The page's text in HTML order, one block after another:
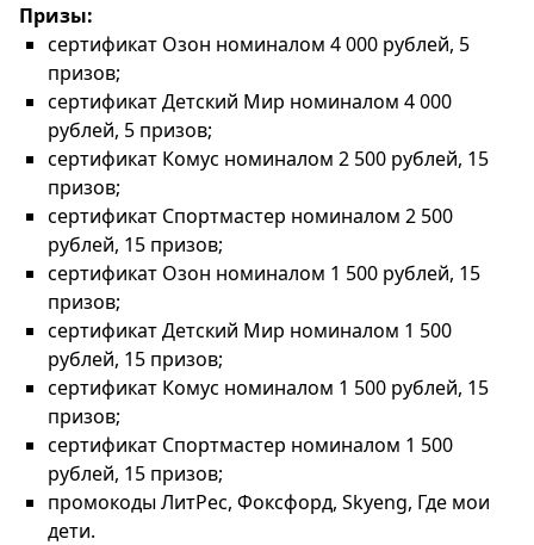
Призы:
сертификат Озон номиналом 4 000 рублей, 5
призов;
сертификат Детский Мир номиналом 4 000
рублей, 5 призов;
сертификат Комус номиналом 2 500 рублей, 15
призов;
сертификат Спортмастер номиналом 2 500
рублей, 15 призов;
сертификат Озон номиналом 1 500 рублей, 15
призов;
сертификат Детский Мир номиналом 1 500
рублей, 15 призов;
сертификат Комус номиналом 1 500 рублей, 15
призов;
сертификат Спортмастер номиналом 1 500
рублей, 15 призов;
промокоды ЛитРес, Фоксфорд, Skyeng, Где мои
дети.